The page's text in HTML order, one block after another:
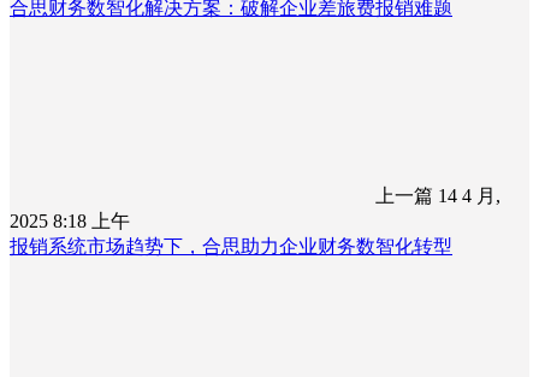
合思财务数智化解决方案：破解企业差旅费报销难题
上一篇 14 4 月,
2025 8:18 上午
报销系统市场趋势下，合思助力企业财务数智化转型